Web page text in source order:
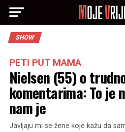
SHOW
PETI PUT MAMA
Nielsen (55) o
komentarima: To je
nam je
Javljaju mi se žene koje kažu da